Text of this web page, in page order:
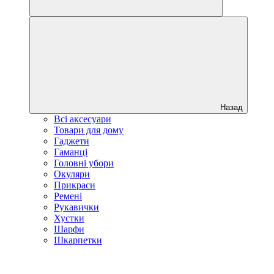
Назад
Всі аксесуари
Товари для дому
Гаджети
Гаманці
Головні убори
Окуляри
Прикраси
Ремені
Рукавички
Хустки
Шарфи
Шкарпетки